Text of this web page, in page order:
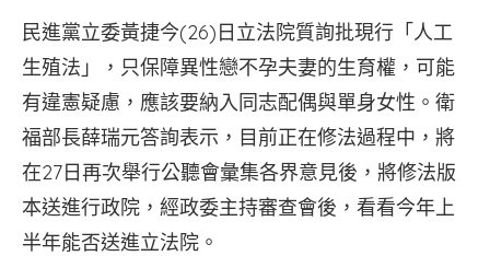
民進黨立委黃捷今(26)日立法院質詢批現行「人工
生殖法」，只保障異性戀不孕夫妻的生育權，可能
有違憲疑慮，應該要納入同志配偶與單身女性。衛
福部長薛瑞元答詢表示，目前正在修法過程中，將
在27日再次舉行公聽會彙集各界意見後，將修法版
本送進行政院，經政委主持審查會後，看看今年上
半年能否送進立法院。